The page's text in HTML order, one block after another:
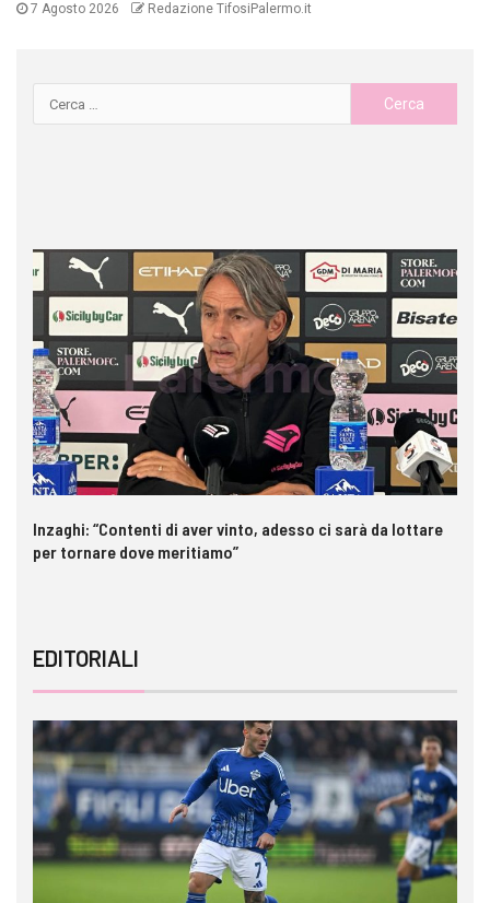
7 Agosto 2026 Redazione TifosiPalermo.it
Inzaghi: “Contenti di aver vinto, adesso ci sarà da lottare
per tornare dove meritiamo”
EDITORIALI